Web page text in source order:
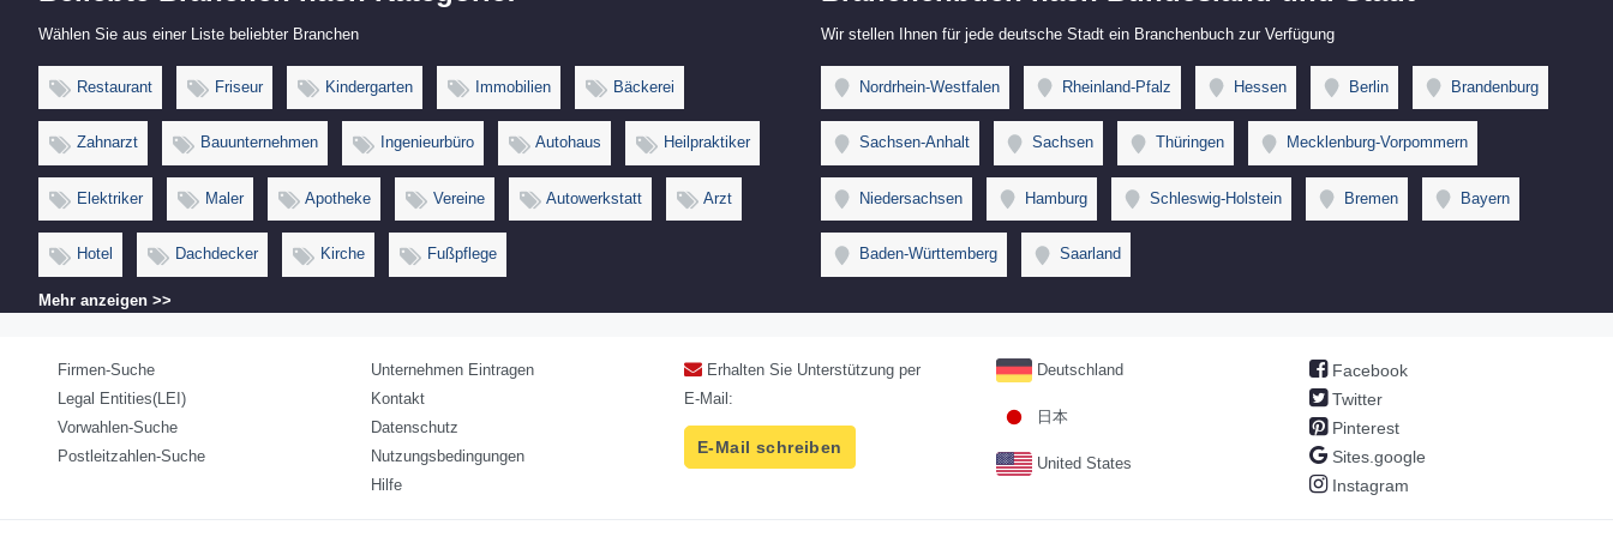
Wählen Sie aus einer Liste beliebter Branchen
Restaurant Friseur Kindergarten Immobilien Bäckerei
Zahnarzt Bauunternehmen Ingenieurbüro Autohaus Heilpraktiker
Elektriker Maler Apotheke Vereine Autowerkstatt Arzt
Hotel Dachdecker Kirche Fußpflege
Mehr anzeigen >>
Wir stellen Ihnen für jede deutsche Stadt ein Branchenbuch zur Verfügung
Nordrhein-Westfalen Rheinland-Pfalz Hessen Berlin Brandenburg
Sachsen-Anhalt Sachsen Thüringen Mecklenburg-Vorpommern
Niedersachsen Hamburg Schleswig-Holstein Bremen Bayern
Baden-Württemberg Saarland
Firmen-Suche
Legal Entities(LEI)
Vorwahlen-Suche
Postleitzahlen-Suche
Unternehmen Eintragen
Kontakt
Datenschutz
Nutzungsbedingungen
Hilfe
Erhalten Sie Unterstützung per
E-Mail:
E-Mail schreiben
Deutschland
日本
United States
Facebook
Twitter
Pinterest
Sites.google
Instagram